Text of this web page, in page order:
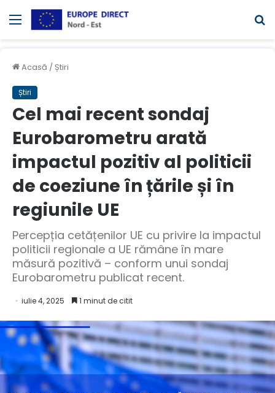
Meniul
Acasă / Știri
Știri
Cel mai recent sondaj
Eurobarometru arată
impactul pozitiv al politicii
de coeziune în țările și în
regiunile UE
Percepția cetățenilor UE cu privire la impactul
politicii regionale a UE rămâne în mare
măsură pozitivă – conform unui sondaj
Eurobarometru publicat recent.
iulie 4, 2025 1 minut de citit